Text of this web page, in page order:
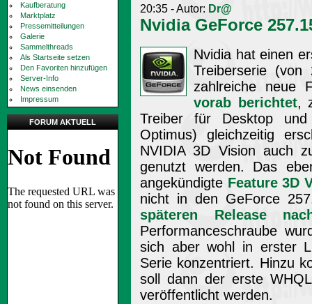
Kaufberatung
Marktplatz
Pressemitteilungen
Galerie
Sammelthreads
Als Startseite setzen
Den Favoriten hinzufügen
Server-Info
News einsenden
Impressum
FORUM AKTUELL
20:35 - Autor: Dr@
Nvidia GeForce
Nvidia hat einen
Treiberserie
zahlreiche neue
vorab berichtet,
Treiber für Desktop
Optimus) gleichzeitig
NVIDIA 3D Vision auch
genutzt werden. Das
angekündigte Feature 3D
nicht in den GeForce
späteren Release
Performanceschraube
sich aber wohl in erster
Serie konzentriert. Hinzu
soll dann der erste
veröffentlicht werden.